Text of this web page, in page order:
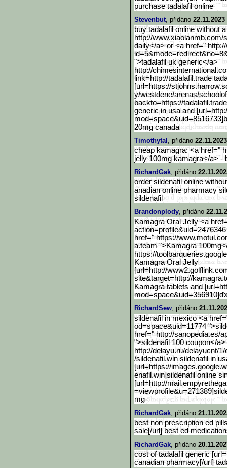
purchase tadalafil online
Stevenbut, přidáno
buy tadalafil online without
http://www.xiaolanmb.com/
daily</a> or <a href="
">tadalafil uk generic</a>
http://chimesinternationa
link=http://tadalafil.trade
[url=https://stjohns.harr
y/westdene/arenas/
backto=https://tadalafil.trade
generic in usa and
20mg canada
Timothytal , přidáno
cheap kamagra: <a href="
jelly 100mg kamagra</a> -
RichardGak, přidáno
order sildenafil online
anadian online pharmacy
sildenafil
Brandonplody, přidáno
Kamagra Oral Jelly <a
action=profile&uid=2476
href=" https://
a.team ">Kamagra
https://toolbarqueries.go
Kamagra Oral Jelly
[url=http://www2.golflink
site&target=http://
Kamagra tablets and
RichardSew, přidáno
sildenafil in mexico <a
od=space&uid=11774
href=" http://sanopedia.es/
">sildenafil 100 coupon</a>
http://delayu.ru/delayucnt/1/
/sildenafil.win sildenafil in
[url=https://images.googl
enafil.win]sildenafil online
[url=http://
mg
RichardGak, přidáno
best non prescription ed
sale[/url] best ed
RichardGak, přidáno
cost of tadalafil generic
canadian pharmacy[/url]